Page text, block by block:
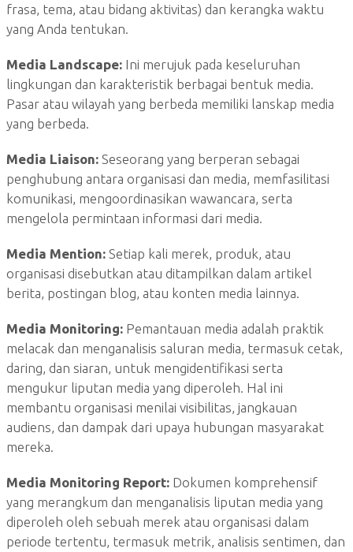
frasa, tema, atau bidang aktivitas) dan kerangka waktu
yang Anda tentukan.
Media Landscape: Ini merujuk pada keseluruhan
lingkungan dan karakteristik berbagai bentuk media.
Pasar atau wilayah yang berbeda memiliki lanskap media
yang berbeda.
Media Liaison: Seseorang yang berperan sebagai
penghubung antara organisasi dan media, memfasilitasi
komunikasi, mengoordinasikan wawancara, serta
mengelola permintaan informasi dari media.
Media Mention: Setiap kali merek, produk, atau
organisasi disebutkan atau ditampilkan dalam artikel
berita, postingan blog, atau konten media lainnya.
Media Monitoring: Pemantauan media adalah praktik
melacak dan menganalisis saluran media, termasuk cetak,
daring, dan siaran, untuk mengidentifikasi serta
mengukur liputan media yang diperoleh. Hal ini
membantu organisasi menilai visibilitas, jangkauan
audiens, dan dampak dari upaya hubungan masyarakat
mereka.
Media Monitoring Report: Dokumen komprehensif
yang merangkum dan menganalisis liputan media yang
diperoleh oleh sebuah merek atau organisasi dalam
periode tertentu, termasuk metrik, analisis sentimen, dan